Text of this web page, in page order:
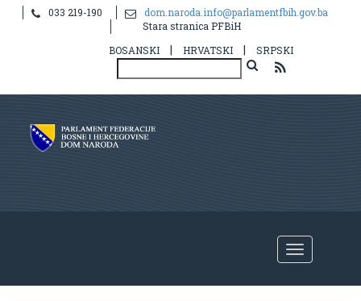
Notice
: Undefined index: idHR in
033 219-190
dom.naroda.info@parlamentfbih.gov.ba
Stara stranica PFBiH
BOSANSKI
| HRVATSKI | SRPSKI